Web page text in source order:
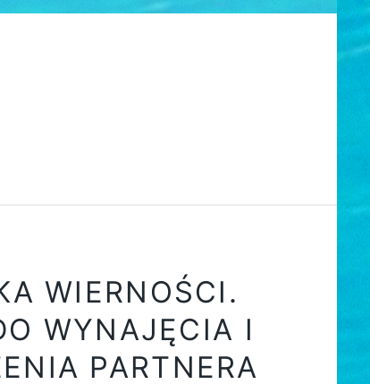
WIERNOŚCI.
WYNAJĘCIA I
PARTNERA